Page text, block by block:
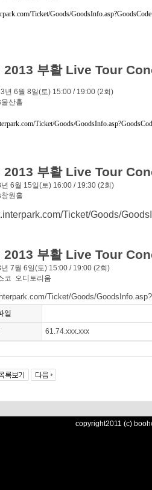
Ticket/Goods/
2013 부활 Live Tour
년 6월 8일(토) 15:00 / 19:00 (2회)
산홀
Ticket/Goods/
2013 부활 Live Tour
6월 15일(토) 16:00 / 19:30 (2회)
원홀
Ticket/Goods/
2013 부활 Live Tour
7월 6일(토) 15:00 / 19:00 (2회)
코 오디토리움
Ticket/Goods/
일
61.74.xxx.xxx
copyright2011 (c)